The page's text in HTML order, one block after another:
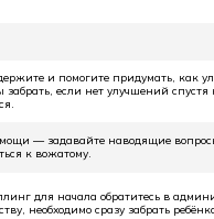
и помогите придумать, как
забрать, если нет улучшений
— задавайте наводящие
к вожатому.
для начала обратитесь в
необходимо сразу забрать